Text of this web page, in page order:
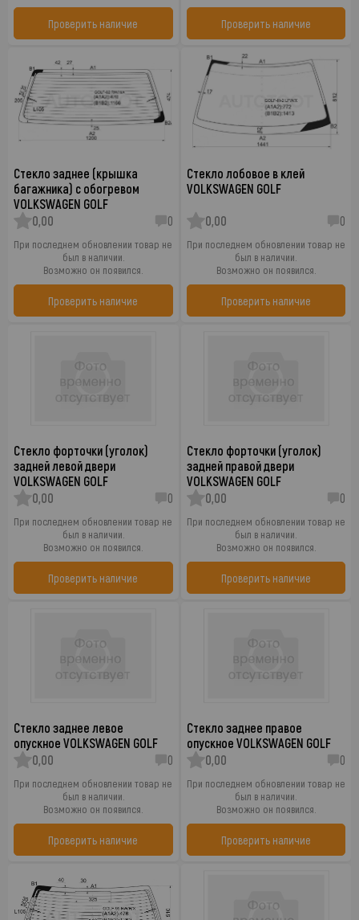
Проверить наличие Проверить наличие
Стекло заднее (крышка
багажника) с обогревом
VOLKSWAGEN GOLF
0,00
0
При последнем обновлении товар не
был в наличии.
Возможно он появился.
Проверить наличие
Стекло лобовое в клей
VOLKSWAGEN GOLF
0,00 0
При последнем обновлении товар не
был в наличии.
Возможно он появился.
Проверить наличие
Стекло форточки (уголок)
задней левой двери
VOLKSWAGEN GOLF
0,00
0
При последнем обновлении товар не
был в наличии.
Возможно он появился.
Проверить наличие
Стекло форточки (уголок)
задней правой двери
VOLKSWAGEN GOLF
0,00
0
При последнем обновлении товар не
был в наличии.
Возможно он появился.
Проверить наличие
Стекло заднее левое
опускное VOLKSWAGEN GOLF
0,00
0
При последнем обновлении товар не
был в наличии.
Возможно он появился.
Проверить наличие
Стекло заднее правое
опускное VOLKSWAGEN GOLF
0,00
0
При последнем обновлении товар не
был в наличии.
Возможно он появился.
Проверить наличие